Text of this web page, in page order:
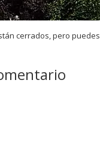
cerrados, pero puedes